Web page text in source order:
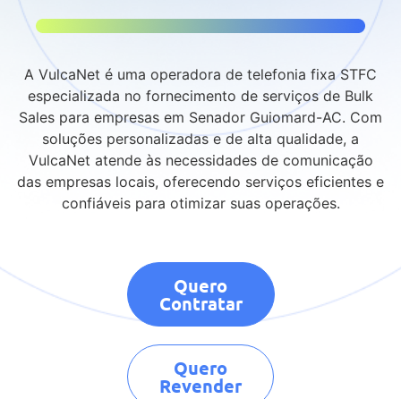
A VulcaNet é uma operadora de telefonia fixa STFC
especializada no fornecimento de serviços de Bulk
Sales para empresas em Senador Guiomard-AC. Com
soluções personalizadas e de alta qualidade, a
VulcaNet atende às necessidades de comunicação
das empresas locais, oferecendo serviços eficientes e
confiáveis para otimizar suas operações.
Quero
Contratar
Quero
Revender